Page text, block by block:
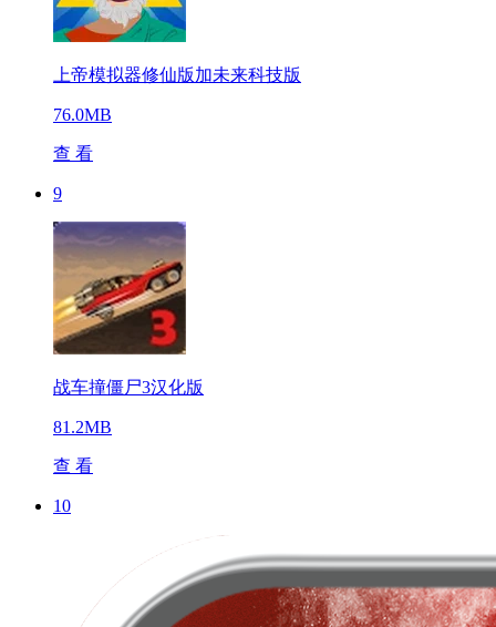
上帝模拟器修仙版加未来科技版
76.0MB
查 看
9
战车撞僵尸3汉化版
81.2MB
查 看
10